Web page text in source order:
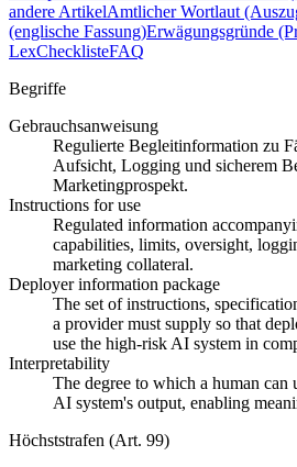
andere ArtikelAmtlicher Wortlaut
(englische Fassung)Erwägungsgründe
LexChecklisteFAQ
Begriffe
Gebrauchsanweisung
Regulierte Begleitinformation zu
Aufsicht, Logging und sicherem
Marketingprospekt.
Instructions for use
Regulated information
capabilities, limits, oversight,
marketing collateral.
Deployer information package
The set of instructions,
a provider must supply so that
use the high-risk AI system in
Interpretability
The degree to which a human can
AI system's output, enabling
Höchststrafen (Art. 99)